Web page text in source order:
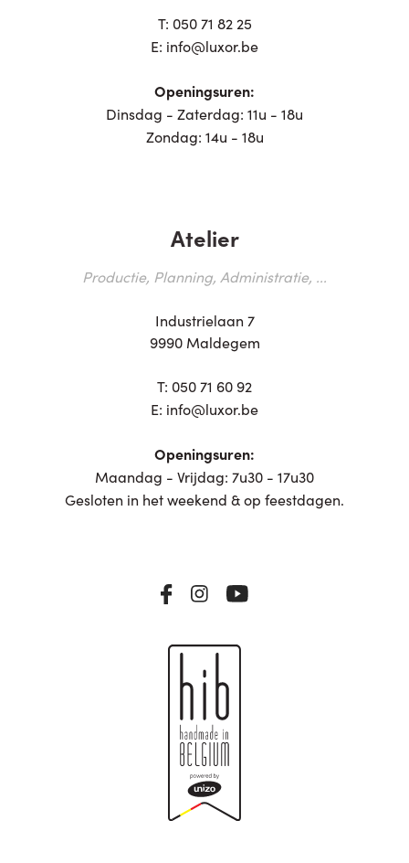
T: 050 71 82 25
E: info@luxor.be
Openingsuren:
Dinsdag - Zaterdag: 11u - 18u
Zondag: 14u - 18u
Atelier
Productie, Planning, Administratie, ...
Industrielaan 7
9990 Maldegem
T: 050 71 60 92
E: info@luxor.be
Openingsuren:
Maandag - Vrijdag: 7u30 - 17u30
Gesloten in het weekend & op feestdagen.